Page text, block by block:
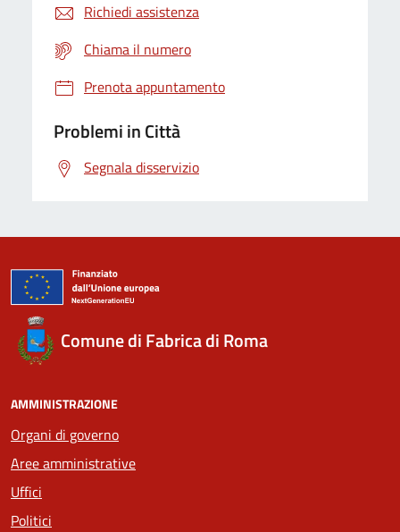
Richiedi assistenza
Chiama il numero
Prenota appuntamento
Problemi in Città
Segnala disservizio
Comune di Fabrica di Roma
AMMINISTRAZIONE
Organi di governo
Aree amministrative
Uffici
Politici